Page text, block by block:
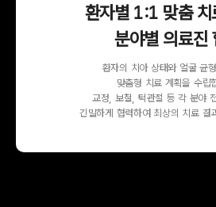
환자별 1:1 맞춤 치
분야별 의료진
환자의 치아 상태와 얼굴 균
맞춤형 치료 계획을 수립
교정, 보철, 턱관절 등 각 분야
긴밀하게 협력하여 최상의 치료 결
파노라마
세팔로 촬영